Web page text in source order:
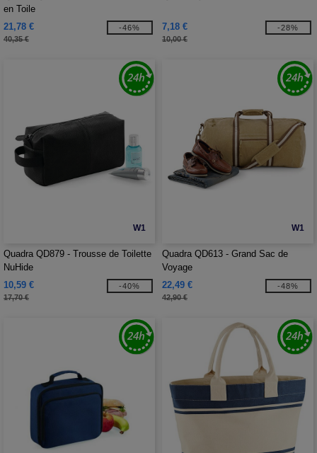
en Toile
21,78 €
40,35 €
-46% 7,18 €
10,00 €
-28%
W1
Quadra QD879 - Trousse de Toilette
NuHide
10,59 €
17,70 €
-40%
W1
Quadra QD613 - Grand Sac de
Voyage
22,49 €
42,90 €
-48%